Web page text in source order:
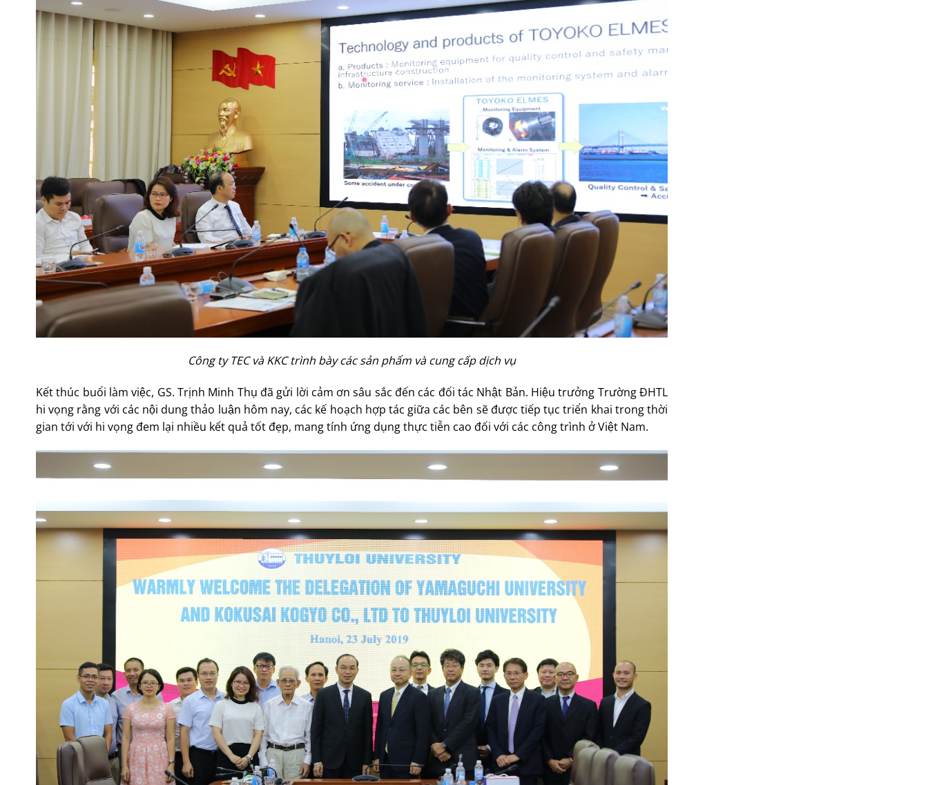
Công ty TEC và KKC trình bày các sản phẩm và cung cấp dịch vụ
Kết thúc buổi làm việc, GS. Trịnh Minh Thụ đã gửi lời cảm ơn sâu sắc đến các đối tác Nhật Bản. Hiệu trưởng Trường ĐHTL
hi vọng rằng với các nội dung thảo luận hôm nay, các kế hoạch hợp tác giữa các bên sẽ được tiếp tục triển khai trong thời
gian tới với hi vọng đem lại nhiều kết quả tốt đẹp, mang tính ứng dụng thực tiễn cao đối với các công trình ở Việt Nam.